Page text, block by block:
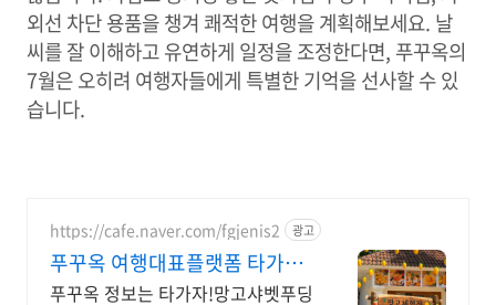
외선 차단 용품을 챙겨 쾌적한 여행을 계획해보세요. 날
씨를 잘 이해하고 유연하게 일정을 조정한다면, 푸꾸옥의
7월은 오히려 여행자들에게 특별한 기억을 선사할 수 있
습니다.
https://cafe.naver.com/fgjenis2 광고
푸꾸옥 여행대표플랫폼 타가자
망고무제한뷔페 망고푸딩만들
푸꾸옥 정보는 타가자!망고샤벳푸딩